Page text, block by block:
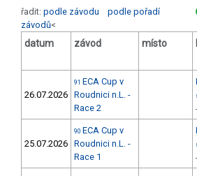
řadit: podle závodu podle pořadí
závodů<
datum závod místo
26.07.2026
91 ECA Cup v
Roudnici n.L. -
Race 2
25.07.2026
90 ECA Cup v
Roudnici n.L. -
Race 1